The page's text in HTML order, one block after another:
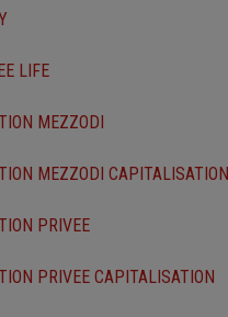
LIFE
MEZZODI
MEZZODI CAPITALISATION
PRIVEE
PRIVEE CAPITALISATION